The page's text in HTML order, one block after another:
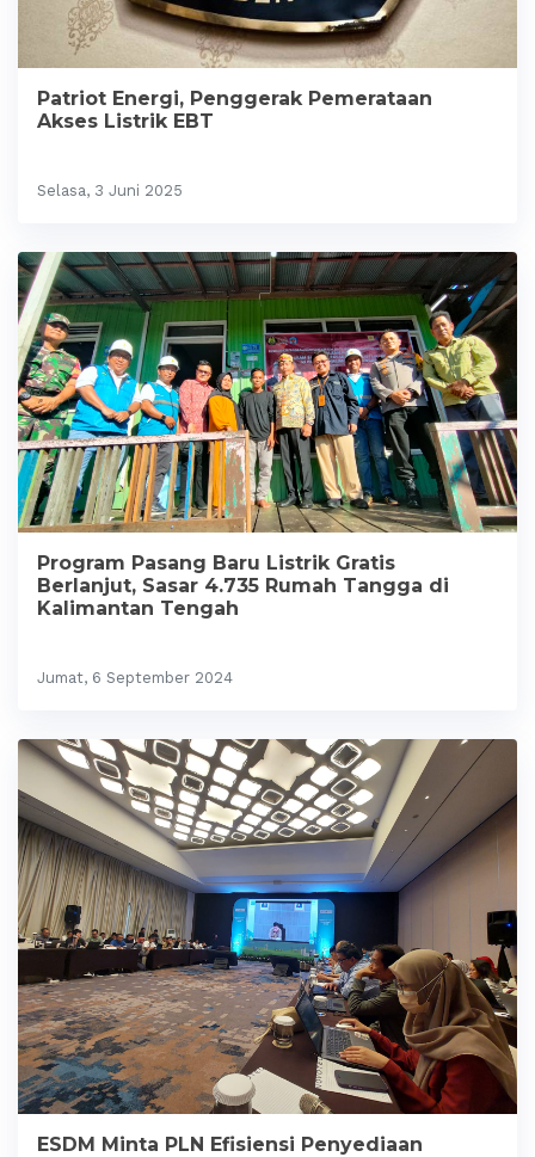
Patriot Energi, Penggerak Pemerataan
Akses Listrik EBT
Selasa, 3 Juni 2025
Program Pasang Baru Listrik Gratis
Berlanjut, Sasar 4.735 Rumah Tangga di
Kalimantan Tengah
Jumat, 6 September 2024
ESDM Minta PLN Efisiensi Penyediaan